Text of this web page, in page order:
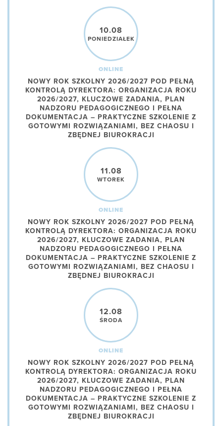
10.08
PONIEDZIAŁEK
ONLINE
NOWY ROK SZKOLNY 2026/2027 POD PEŁNĄ
KONTROLĄ DYREKTORA: ORGANIZACJA ROKU
2026/2027, KLUCZOWE ZADANIA, PLAN
NADZORU PEDAGOGICZNEGO I PEŁNA
DOKUMENTACJA – PRAKTYCZNE SZKOLENIE Z
GOTOWYMI ROZWIĄZANIAMI, BEZ CHAOSU I
ZBĘDNEJ BIUROKRACJI
11.08
WTOREK
ONLINE
NOWY ROK SZKOLNY 2026/2027 POD PEŁNĄ
KONTROLĄ DYREKTORA: ORGANIZACJA ROKU
2026/2027, KLUCZOWE ZADANIA, PLAN
NADZORU PEDAGOGICZNEGO I PEŁNA
DOKUMENTACJA – PRAKTYCZNE SZKOLENIE Z
GOTOWYMI ROZWIĄZANIAMI, BEZ CHAOSU I
ZBĘDNEJ BIUROKRACJI
12.08
ŚRODA
ONLINE
NOWY ROK SZKOLNY 2026/2027 POD PEŁNĄ
KONTROLĄ DYREKTORA: ORGANIZACJA ROKU
2026/2027, KLUCZOWE ZADANIA, PLAN
NADZORU PEDAGOGICZNEGO I PEŁNA
DOKUMENTACJA – PRAKTYCZNE SZKOLENIE Z
GOTOWYMI ROZWIĄZANIAMI, BEZ CHAOSU I
ZBĘDNEJ BIUROKRACJI